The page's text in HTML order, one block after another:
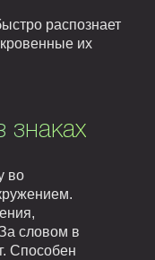
распознает
их
знаках
во
словом в
Способен